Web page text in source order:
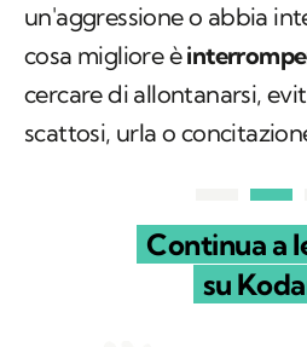
un'aggressione o abbia
cosa migliore è
cercare di allontanarsi,
scattosi, urla o
Continua a
su